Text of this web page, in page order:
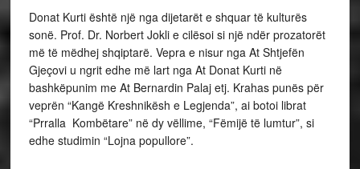
Donat Kurti është një nga dijetarët e shquar të kulturës
sonë. Prof. Dr. Norbert Jokli e cilësoi si një ndër prozatorët
më të mëdhej shqiptarë. Vepra e nisur nga At Shtjefën
Gjeçovi u ngrit edhe më lart nga At Donat Kurti në
bashkëpunim me At Bernardin Palaj etj. Krahas punës për
veprën “Kangë Kreshnikësh e Legjenda”, ai botoi librat
“Prralla Kombëtare” në dy vëllime, “Fëmijë të lumtur”, si
edhe studimin “Lojna popullore”.